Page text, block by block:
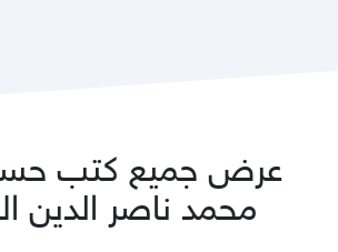
عرض جميع كتب
محمد ناصر الدين